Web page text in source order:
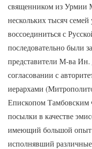
священником из Урмии
нескольких тысяч
воссоединиться с
последовательно были
представители М-ва
согласовании с
иерархами
Епископом Тамбовским
посылки в качестве
имеющий большой опыт
исполнявший